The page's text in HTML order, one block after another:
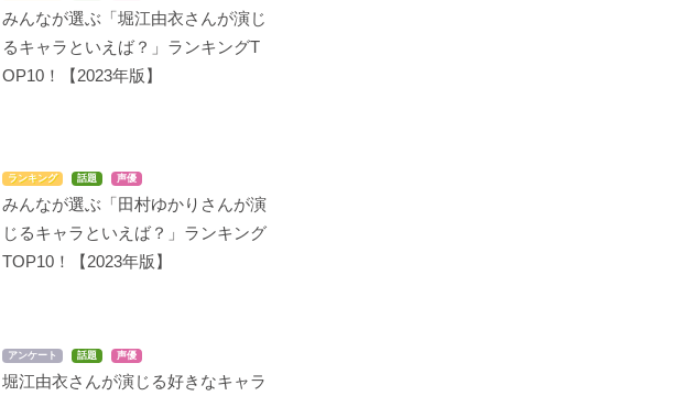
在しない退屈な世界
鬼頭鼓修理
アブソリュート・デュ
みんなが選ぶ「堀江由衣さんが演じ
るキャラといえば？」ランキングT
OP10！【2023年版】
ランキング 話題 声優
みんなが選ぶ「田村ゆかりさんが演
じるキャラといえば？」ランキング
TOP10！【2023年版】
アンケート 話題 声優
堀江由衣さんが演じる好きなキャラ